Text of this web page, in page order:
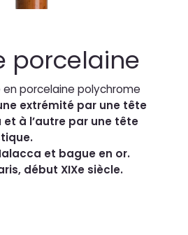
porcelaine
porcelaine polychrome
extrémité par une tête
et à l’autre par une tête
et bague en or.
début XIXe siècle.